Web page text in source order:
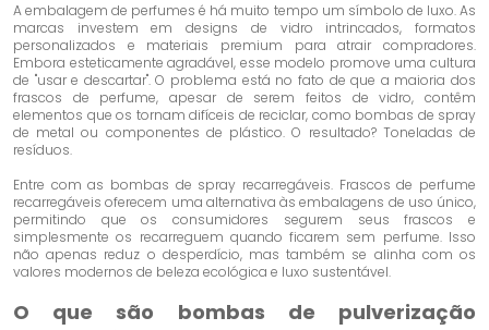
A embalagem de perfumes é há muito tempo um símbolo de luxo. As
marcas investem em designs de vidro intrincados, formatos
personalizados e materiais premium para atrair compradores.
Embora esteticamente agradável, esse modelo promove uma cultura
de "usar e descartar". O problema está no fato de que a maioria dos
frascos de perfume, apesar de serem feitos de vidro, contêm
elementos que os tornam difíceis de reciclar, como bombas de spray
de metal ou componentes de plástico. O resultado? Toneladas de
resíduos.
Entre com as bombas de spray recarregáveis. Frascos de perfume
recarregáveis ​​oferecem uma alternativa às embalagens de uso único,
permitindo que os consumidores segurem seus frascos e
simplesmente os recarreguem quando ficarem sem perfume. Isso
não apenas reduz o desperdício, mas também se alinha com os
valores modernos de beleza ecológica e luxo sustentável.
O que são bombas de pulverização